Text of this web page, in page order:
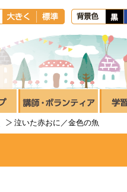
泣いた赤おに／金色の魚